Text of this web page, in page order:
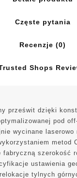
Częste pytania
Recenzje (0)
Shops
prześwit dzięki
pod
wycinane laserowo
metod
fabryczną szerokość
ustawienia
tylnych